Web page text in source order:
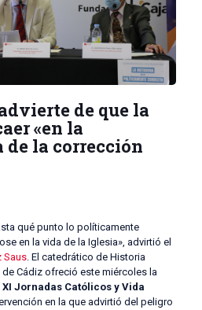
de que la
«en la
la corrección
qué punto lo políticamente
en la vida de la Iglesia», advirtió el
Saus. El catedrático de Historia
Cádiz ofreció este miércoles la
XI Jornadas Católicos y Vida
en la que advirtió del peligro